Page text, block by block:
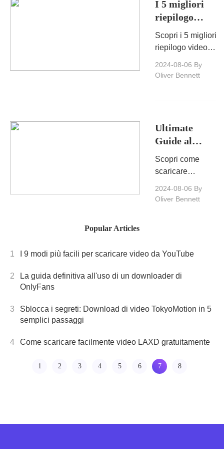
dispositivi.
I 5 migliori
riepilogo
video di
YouTube che
provare
Scopri i 5 migliori
riepilogo video di
migliorare la tua
filtra e scegli
qualsiasi
opzione per
risultati ottimali.
2024-08-06 By
Oliver Bennett
Ultimate
Guide al
download di
playlist di
youtube
Scopri come
scaricare
playlist di musica
istruzioni e
passo-passo!
2024-08-06 By
Oliver Bennett
Popular Articles
1 I 9 modi più facili per scaricare video da YouTube
2
La guida definitiva all'uso di un downloader di
OnlyFans
3
Sblocca i segreti: Download di video TokyoMotion in 5
semplici passaggi
4 Come scaricare facilmente video LAXD gratuitamente
1 2 3 4 5 6 7 8